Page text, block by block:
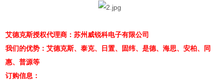
艾德克斯授权代理商：苏州威锐科电子有限公司
我们的优势：艾德克斯、泰克、日置、固纬、是德、海思、安柏、同
惠、普源等
订购信息：